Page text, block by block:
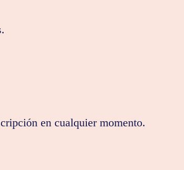
en cualquier momento.